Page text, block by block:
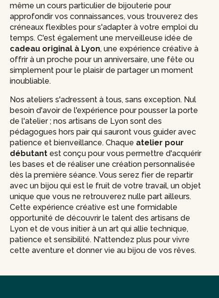
même un cours particulier de bijouterie pour
approfondir vos connaissances, vous trouverez des
créneaux flexibles pour s'adapter à votre emploi du
temps. C'est également une merveilleuse idée de
cadeau original à Lyon, une expérience créative à
offrir à un proche pour un anniversaire, une fête ou
simplement pour le plaisir de partager un moment
inoubliable.
Nos ateliers s'adressent à tous, sans exception. Nul
besoin d'avoir de l'expérience pour pousser la porte
de l'atelier ; nos artisans de Lyon sont des
pédagogues hors pair qui sauront vous guider avec
patience et bienveillance. Chaque atelier pour
débutant est conçu pour vous permettre d'acquérir
les bases et de réaliser une création personnalisée
dès la première séance. Vous serez fier de repartir
avec un bijou qui est le fruit de votre travail, un objet
unique que vous ne retrouverez nulle part ailleurs.
Cette expérience créative est une formidable
opportunité de découvrir le talent des artisans de
Lyon et de vous initier à un art qui allie technique,
patience et sensibilité. N'attendez plus pour vivre
cette aventure et donner vie au bijou de vos rêves.